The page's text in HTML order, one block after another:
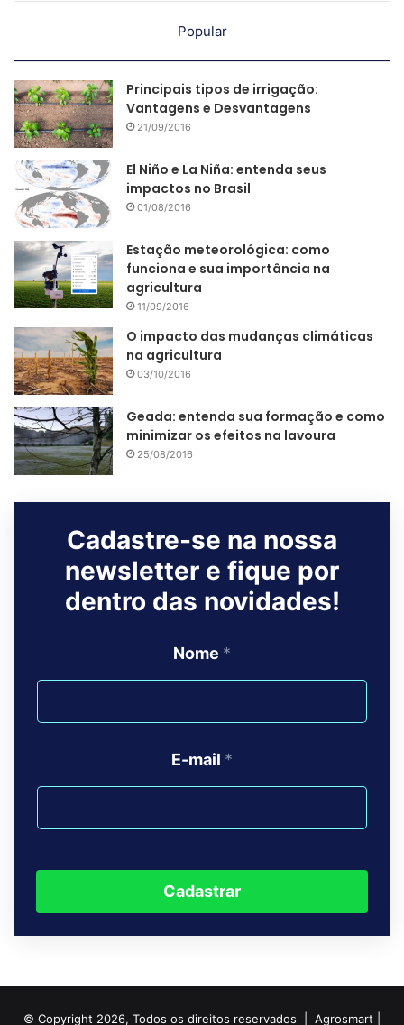
Popular
Principais tipos de irrigação:
Vantagens e Desvantagens
21/09/2016
El Niño e La Niña: entenda seus
impactos no Brasil
01/08/2016
Estação meteorológica: como
funciona e sua importância na
agricultura
11/09/2016
O impacto das mudanças climáticas
na agricultura
03/10/2016
Geada: entenda sua formação e como
minimizar os efeitos na lavoura
25/08/2016
Cadastre-se na nossa
newsletter e fique por
dentro das novidades!
Nome *
E-mail *
Cadastrar
© Copyright 2026, Todos os direitos reservados | Agrosmart |